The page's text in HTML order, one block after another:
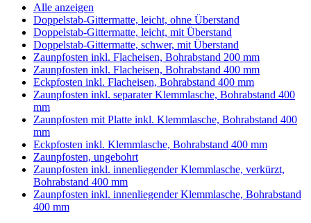
Alle anzeigen
Doppelstab-Gittermatte, leicht, ohne Überstand
Doppelstab-Gittermatte, leicht, mit Überstand
Doppelstab-Gittermatte, schwer, mit Überstand
Zaunpfosten inkl. Flacheisen, Bohrabstand 200 mm
Zaunpfosten inkl. Flacheisen, Bohrabstand 400 mm
Eckpfosten inkl. Flacheisen, Bohrabstand 400 mm
Zaunpfosten inkl. separater Klemmlasche, Bohrabstand 400
mm
Zaunpfosten mit Platte inkl. Klemmlasche, Bohrabstand 400
mm
Eckpfosten inkl. Klemmlasche, Bohrabstand 400 mm
Zaunpfosten, ungebohrt
Zaunpfosten inkl. innenliegender Klemmlasche, verkürzt,
Bohrabstand 400 mm
Zaunpfosten inkl. innenliegender Klemmlasche, Bohrabstand
400 mm